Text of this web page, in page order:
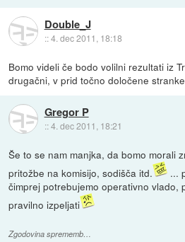
Double_J
::4. dec 2011, 18:18
Bomo videli če bodo volilni rezultati iz
drugačni, v prid točno določene
Gregor P
::4. dec 2011, 18:21
Še to se nam manjka, da bomo morali
pritožbe na komisijo, sodišča itd.
...
čimprej potrebujemo operativno vlado,
pravilno izpeljati
Zgodovina sprememb…